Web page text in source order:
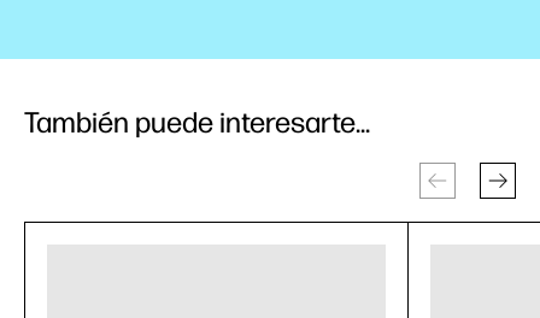
También puede interesarte...